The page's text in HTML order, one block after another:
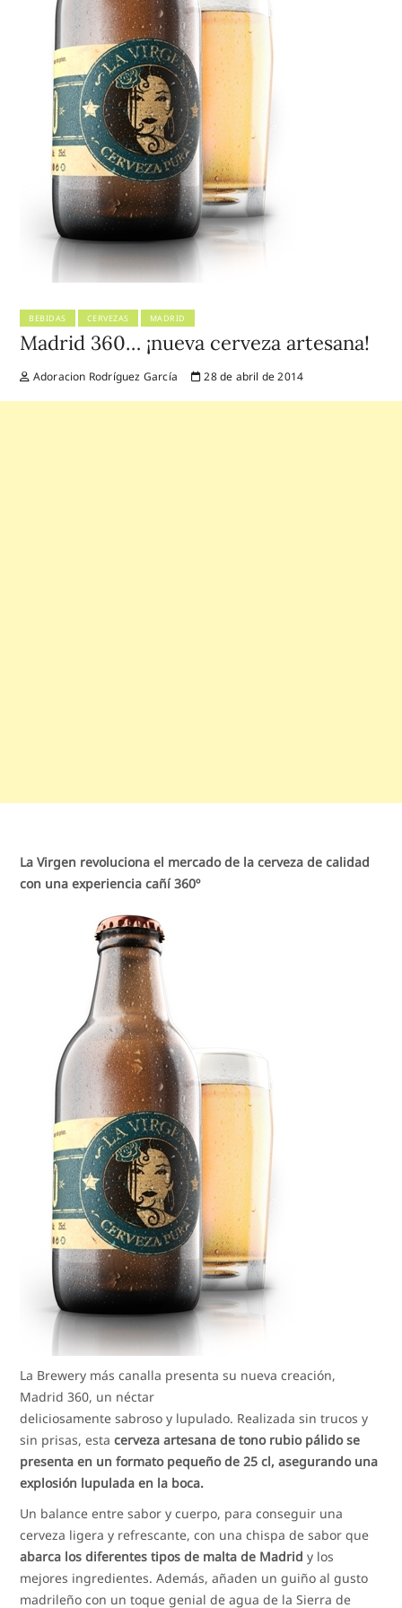
BEBIDAS CERVEZAS MADRID
Madrid 360… ¡nueva cerveza artesana!
Adoracion Rodríguez García 28 de abril de 2014
La Virgen revoluciona el mercado de la cerveza de calidad
con una experiencia cañí 360º
La Brewery más canalla presenta su nueva creación,
Madrid 360, un néctar
deliciosamente sabroso y lupulado. Realizada sin trucos y
sin prisas, estacerveza artesana de tono rubio pálido se
presenta en un formato pequeño de 25 cl, asegurando una
explosión lupulada en la boca.
Un balance entre sabor y cuerpo, para conseguir una
cerveza ligera y refrescante, con una chispa de sabor que
abarca los diferentes tipos de malta de Madrid y los
mejores ingredientes. Además, añaden un guiño al gusto
madrileño con un toque genial de agua de la Sierra de